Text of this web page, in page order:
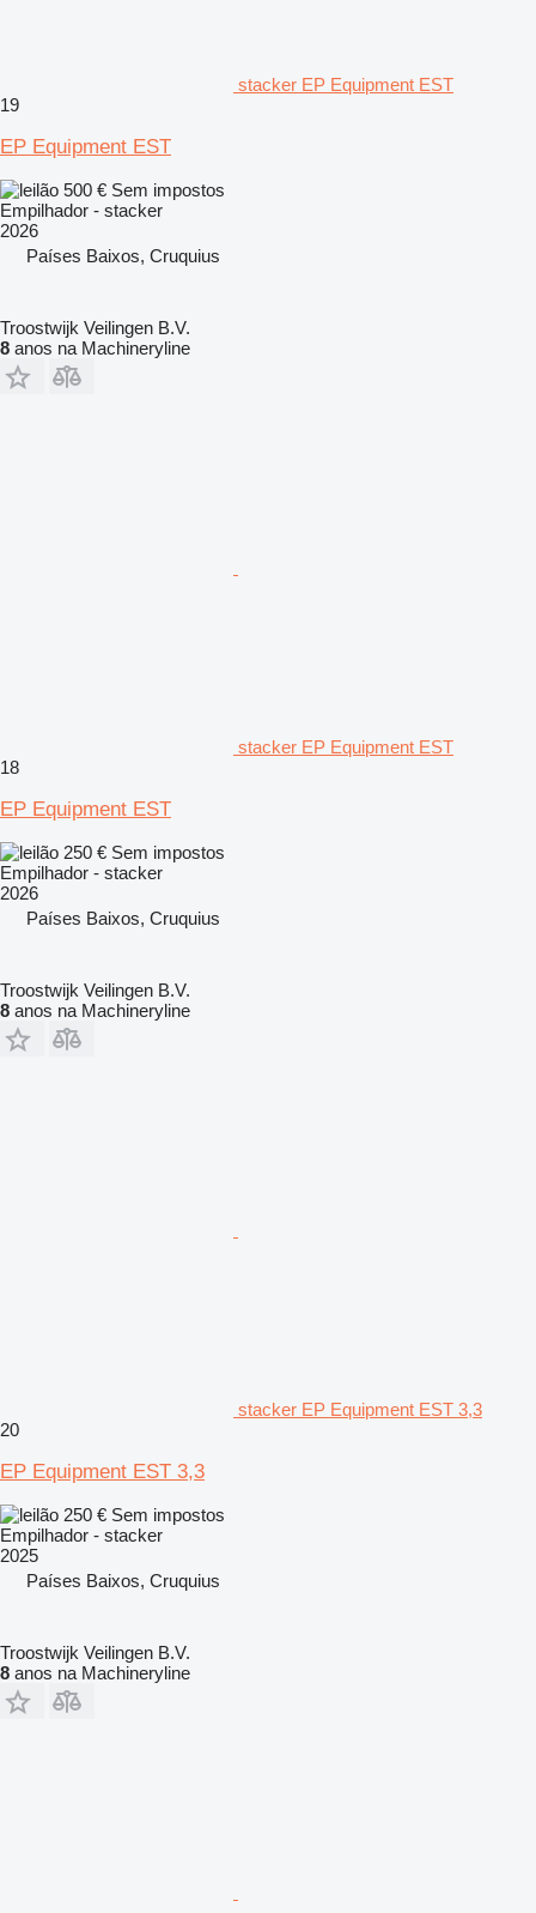
stacker EP Equipment EST
19
EP Equipment EST
500 € Sem impostos
Empilhador - stacker
2026
Países Baixos, Cruquius
Troostwijk Veilingen B.V.
8 anos na Machineryline
stacker EP Equipment EST
18
EP Equipment EST
250 € Sem impostos
Empilhador - stacker
2026
Países Baixos, Cruquius
Troostwijk Veilingen B.V.
8 anos na Machineryline
stacker EP Equipment EST 3,3
20
EP Equipment EST 3,3
250 € Sem impostos
Empilhador - stacker
2025
Países Baixos, Cruquius
Troostwijk Veilingen B.V.
8 anos na Machineryline